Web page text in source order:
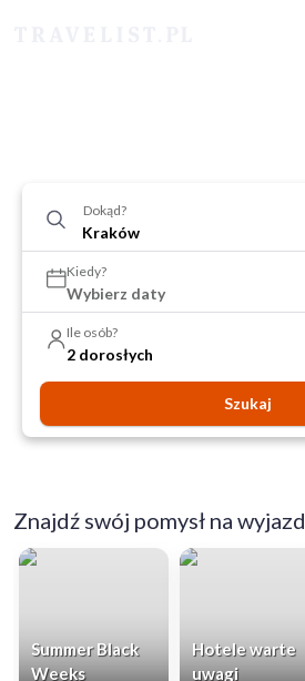
Dokąd?
Kiedy?
Wybierz daty
Ile osób?
2 dorosłych
Szukaj
Znajdź swój pomysł na wyjazd
Summer Black
Weeks
Hotele warte
uwagi